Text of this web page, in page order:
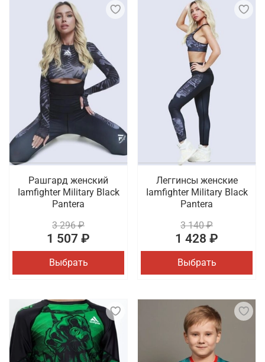
Рашгард женский
Iamfighter Military Black
Pantera
3 296 ₽
1 507 ₽
Выбрать
Леггинсы женские
Iamfighter Military Black
Pantera
3 140 ₽
1 428 ₽
Выбрать